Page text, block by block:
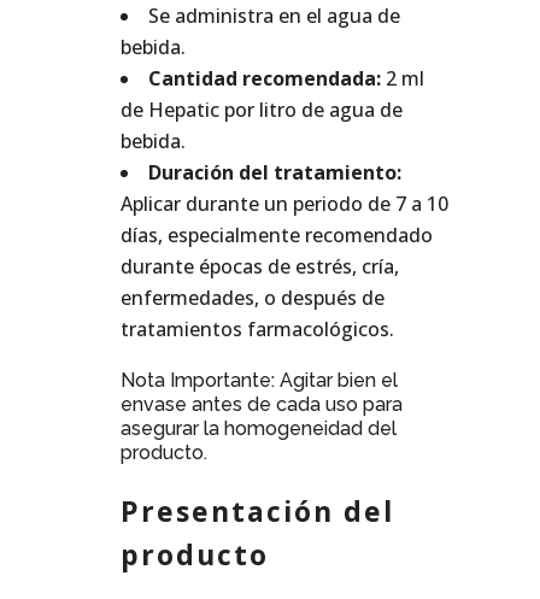
Se administra en el agua de
bebida.
Cantidad recomendada: 2 ml
de Hepatic por litro de agua de
bebida.
Duración del tratamiento:
Aplicar durante un periodo de 7 a 10
días, especialmente recomendado
durante épocas de estrés, cría,
enfermedades, o después de
tratamientos farmacológicos.
Nota Importante: Agitar bien el
envase antes de cada uso para
asegurar la homogeneidad del
producto.
Presentación del
producto